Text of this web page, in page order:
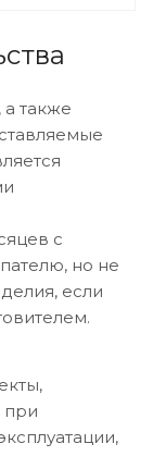
также
с
но не
если
при